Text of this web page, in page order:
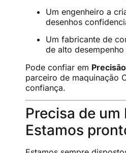
Um engenheiro a
desenhos
Um fabricante de
de alto desempenho
Pode confiar em
parceiro de maquinação
confiança.
Precisa de um
Estamos